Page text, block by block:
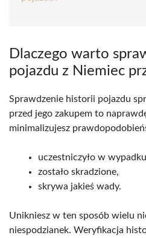
Dlaczego warto
pojazdu z Niemiec
Sprawdzenie historii pojazdu
przed jego zakupem to
minimalizujesz
uczestniczyło w
zostało skradzione,
skrywa jakieś wady.
Unikniesz w ten sposób wielu
niespodzianek. Weryfikacja